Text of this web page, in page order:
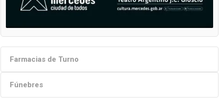
Farmacias de Turno
Fúnebres